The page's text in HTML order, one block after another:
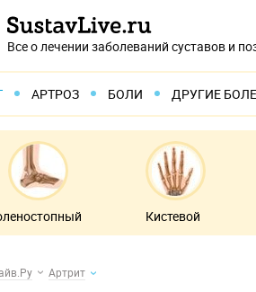
Все о лечении заболеваний суставов и
АРТРОЗ БОЛИ ДРУГИЕ
Кистевой
Артрит